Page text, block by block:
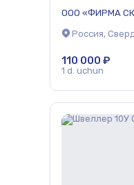
ООО «ФИРМА
Россия,
110 000 ₽
1 d. uchun